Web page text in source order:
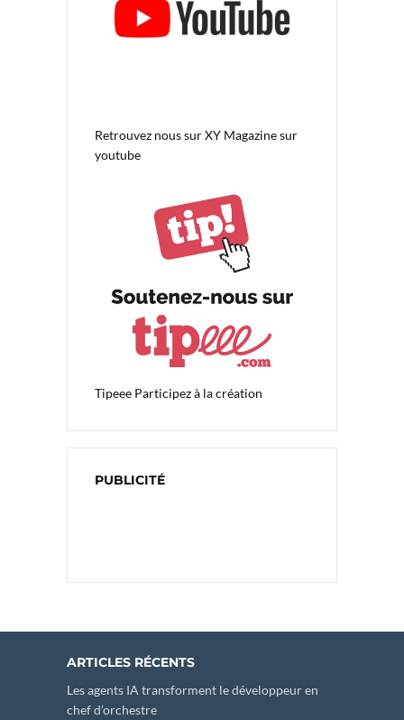
Retrouvez nous surXY Magazine sur
youtube
Tipeee Participez à la création
PUBLICITÉ
ARTICLES RÉCENTS
Les agents IA transforment le développeur en
chef d’orchestre